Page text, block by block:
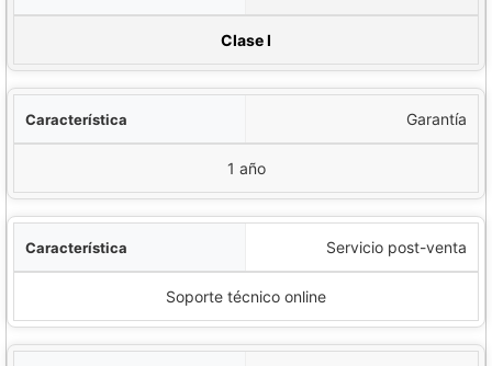
Clase I
Garantía
1 año
Servicio post-venta
Soporte técnico online